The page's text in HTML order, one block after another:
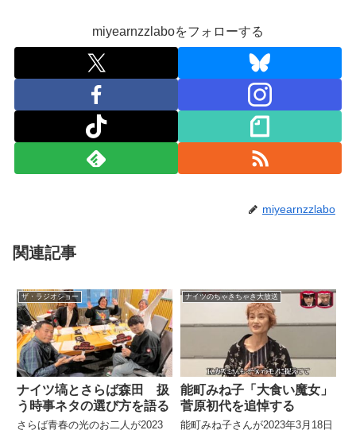
miyearnzzlaboをフォローする
miyearnzzlabo
関連記事
ザ・ラジオショー
ナイツ塙とさらば森田 扱
う時事ネタの選び方を語る
さらば青春の光のお二人が2023
ナイツのちゃきちゃき大放送
能町みね子「大食い魔女」
菅原初代を追悼する
能町みね子さんが2023年3月18日